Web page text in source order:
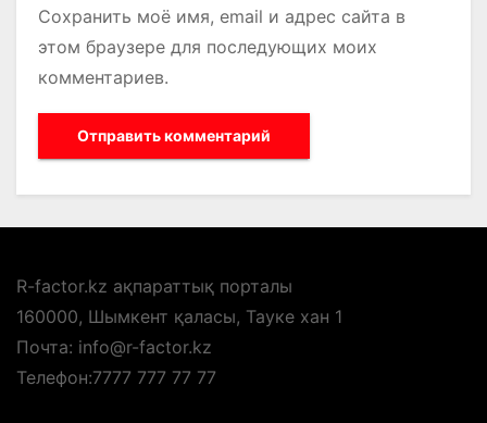
Сохранить моё имя, email и адрес сайта в
этом браузере для последующих моих
комментариев.
R-factor.kz ақпараттық порталы
160000, Шымкент қаласы, Тауке хан 1
Почта: info@r-factor.kz
Телефон:7777 777 77 77